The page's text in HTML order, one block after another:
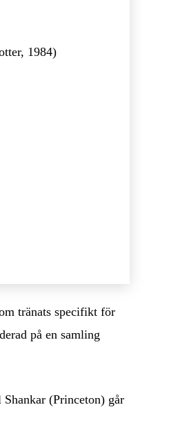
1984)
tränats specifikt för
på en samling
(Princeton) går